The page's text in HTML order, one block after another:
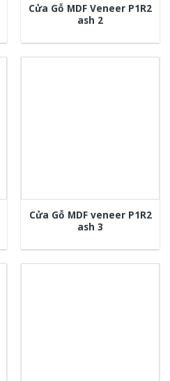
Cửa Gỗ MDF Veneer P1R2
ash 2
Cửa Gỗ MDF veneer P1R2
ash 3